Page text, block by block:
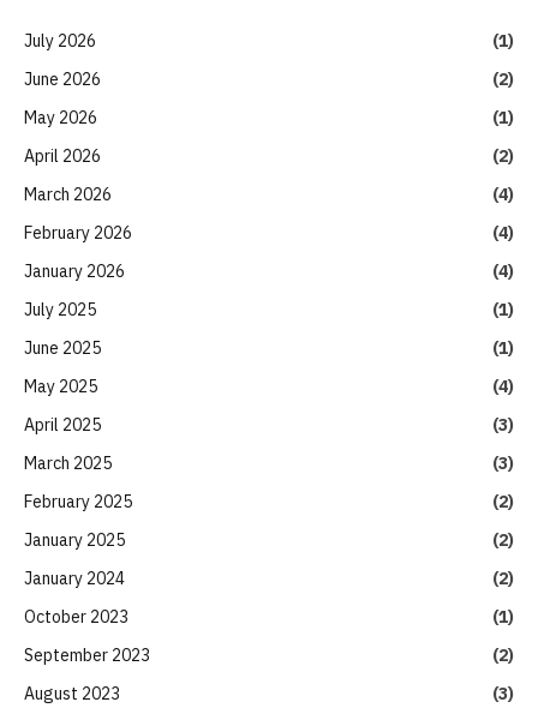
July 2026
(1)
June 2026
(2)
May 2026
(1)
April 2026
(2)
March 2026
(4)
February 2026
(4)
January 2026
(4)
July 2025
(1)
June 2025
(1)
May 2025
(4)
April 2025
(3)
March 2025
(3)
February 2025
(2)
January 2025
(2)
January 2024
(2)
October 2023
(1)
September 2023
(2)
August 2023
(3)